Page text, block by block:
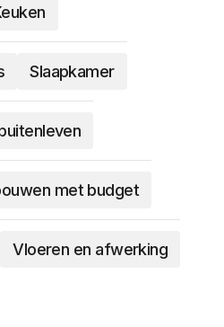
Slaapkamer
met budget
Vloeren en afwerking